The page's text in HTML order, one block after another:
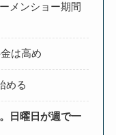
メンショー期間
は高め
める
日曜日が週で一